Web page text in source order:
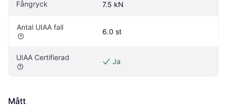
Fångryck 7.5 kN
Antal UIAA fall
6.0 st
UIAA Certifierad Ja
Mått